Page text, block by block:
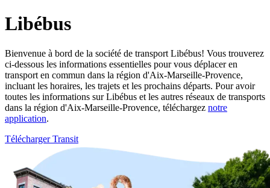
Libébus
Bienvenue à bord de la société de transport Libébus! Vous trouverez
ci-dessous les informations essentielles pour vous déplacer en
transport en commun dans la région d'Aix-Marseille-Provence,
incluant les horaires, les trajets et les prochains départs. Pour avoir
toutes les informations sur Libébus et les autres réseaux de transports
dans la région d'Aix-Marseille-Provence, téléchargez notre
application.
Télécharger Transit